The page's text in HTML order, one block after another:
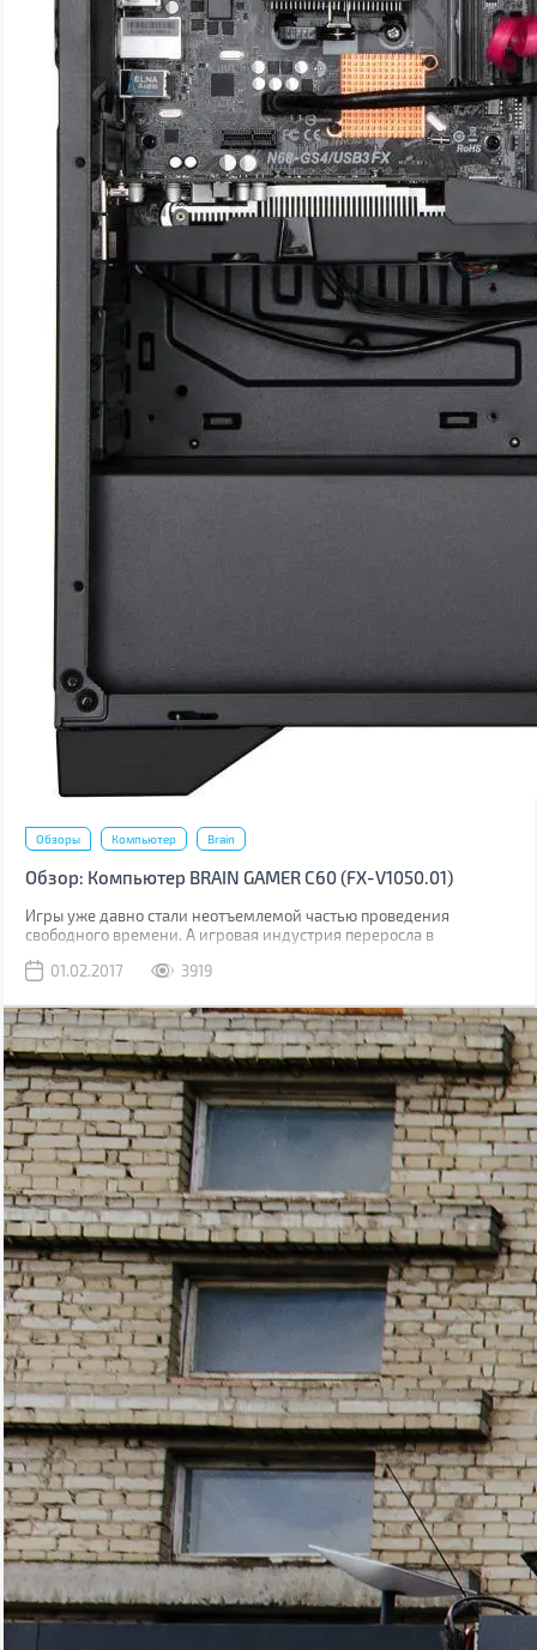
Обзоры Компьютер Brain
Обзор: Компьютер BRAIN GAMER С60 (FX-V1050.01)
Игры уже давно стали неотъемлемой частью проведения
свободного времени. А игровая индустрия переросла в
виртуальную продукцию со скоростью звука. Именно в играх мы
одерживая победы одну за другой, или же стать асом в гонках по
ночным мегаполисам. Все это и даже больше Вам будет доступно
с новым компьютером серии BRAIN GAMER С60 (FX-V1050.01).
Давайте подробнее изучим этого «монстра».
01.02.2017 3919